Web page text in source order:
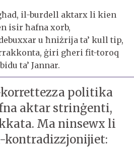
il-burdell aktarx li kien
isir ħafna xorb,
u ħniżrija ta’ kull tip,
ġiri għeri fit-toroq
ta’ Jannar.
politika
aktar strinġenti,
Ma ninsewx li
kontradizzjonijiet: